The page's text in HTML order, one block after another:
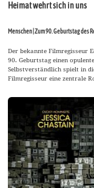
Heimat wehrt sich in uns
Menschen | Zum 90. Geburtstag des
Der bekannte Filmregisseur
90. Geburtstag einen
Selbstverständlich spielt in
Filmregisseur eine zentrale